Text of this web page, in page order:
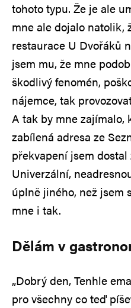
tohoto typu. Že je ale
mne ale dojalo natolik,
restaurace U Dvořáků
jsem mu, že mne
škodlivý fenomén,
nájemce, tak
A tak by mne zajímalo,
zabílená adresa ze
překvapení jsem dostal
Univerzální,
úplně jiného, než jsem
mne i tak.
Dělám v
„Dobrý den, Tenhle
pro všechny co teď